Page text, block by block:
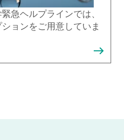
急ヘルプラインでは、
ョンをご用意していま